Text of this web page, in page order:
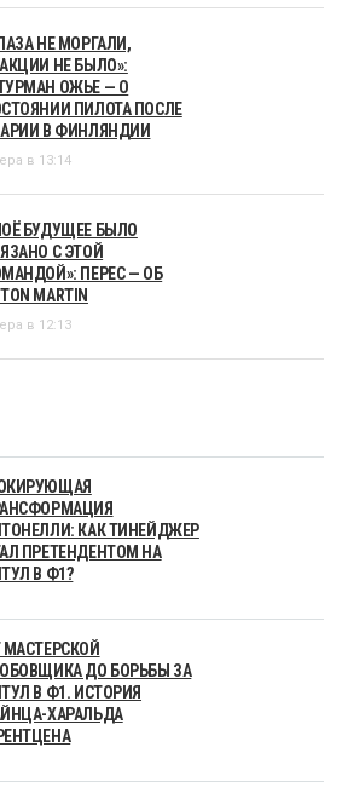
НЕ МОРГАЛИ,
НЕ БЫЛО»:
ОЖЬЕ — О
ПИЛОТА ПОСЛЕ
В ФИНЛЯНДИИ
в 13:14
БУДУЩЕЕ БЫЛО
С ЭТОЙ
ПЕРЕС — ОБ
MARTIN
в 12:13
КАК ТИНЕЙДЖЕР
ПРЕТЕНДЕНТОМ НА
В Ф1?
МАСТЕРСКОЙ
ДО БОРЬБЫ ЗА
В Ф1. ИСТОРИЯ
ХАРАЛЬДА